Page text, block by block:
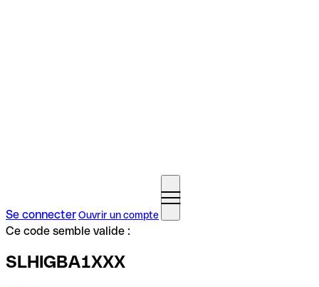
Se connecterOuvrir un compte
Ce code semble valide :
SLHIGBA1XXX